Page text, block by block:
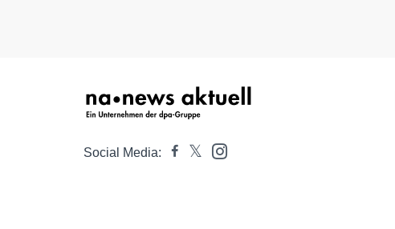
Social Media: